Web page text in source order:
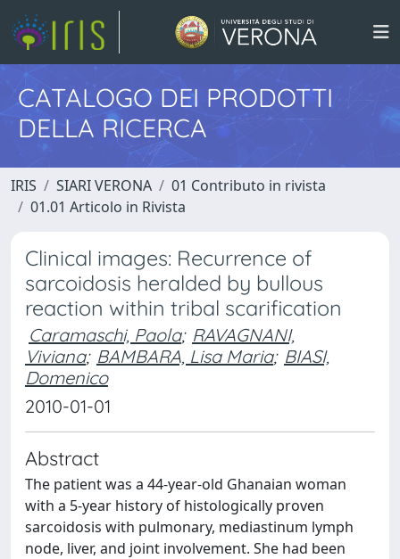
CATALOGO DEI PRODOTTI
DELLA RICERCA
IRIS SIARI VERONA
01 Contributo in rivista
01.01 Articolo in Rivista
Clinical images: Recurrence of
sarcoidosis heralded by bullous
reaction within tribal scarification
Caramaschi, Paola; RAVAGNANI,
Viviana; BAMBARA, Lisa Maria; BIASI,
Domenico
2010-01-01
Abstract
The patient was a 44-year-old Ghanaian woman
with a 5-year history of histologically proven
sarcoidosis with pulmonary, mediastinum lymph
node, liver, and joint involvement. She had been